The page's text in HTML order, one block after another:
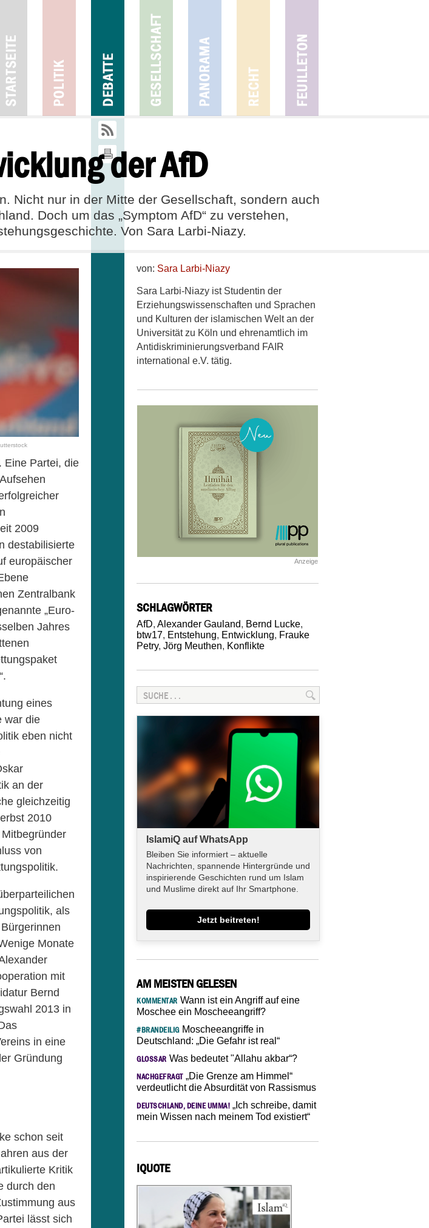
der AfD
Nicht nur in der Mitte der Gesellschaft, sondern auch
Doch um das „Symptom AfD“ zu verstehen,
Von Sara Larbi-Niazy.
21
10
2017
4
Eine Partei, die
2009
destabilisierte
europäischer
Zentralbank
„Euro-
Jahres
eines
war die
eben nicht
an der
gleichzeitig
2010
von
als
Monate
mit
Bernd
2013 in
in eine
Gründung
schon seit
aus der
Kritik
durch den
aus
lässt sich
von: Sara Larbi-Niazy
Sara Larbi-Niazy ist Studentin der
Erziehungswissenschaften und Sprachen
und Kulturen der islamischen Welt an der
Universität zu Köln und ehrenamtlich im
Antidiskriminierungsverband FAIR
international e.V. tätig.
Anzeige
SCHLAGWÖRTER
AfD, Alexander Gauland, Bernd Lucke,
btw17, Entstehung, Entwicklung, Frauke
Petry, Jörg Meuthen, Konflikte
IslamiQ auf WhatsApp
Bleiben Sie informiert – aktuelle
Nachrichten, spannende Hintergründe und
inspirierende Geschichten rund um Islam
und Muslime direkt auf Ihr Smartphone.
Jetzt beitreten!
AM MEISTEN GELESEN
KOMMENTAR Wann ist ein Angriff auf eine
Moschee ein Moscheeangriff?
#BRANDEILIGMoscheeangriffe in
Deutschland: „Die Gefahr ist real“
GLOSSAR Was bedeutet "Allahu akbar“?
NACHGEFRAGT„Die Grenze am Himmel“
verdeutlicht die Absurdität von Rassismus
DEUTSCHLAND, DEINE UMMA! „Ich schreibe, damit
mein Wissen nach meinem Tod existiert“
IQUOTE